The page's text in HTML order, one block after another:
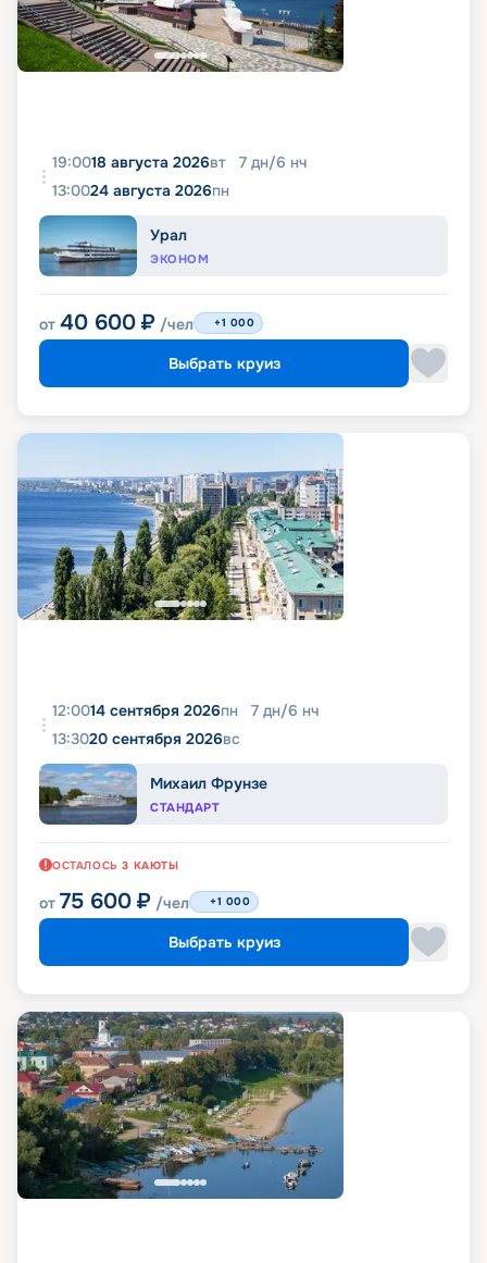
19:0018 августа 2026вт 7 дн/6 нч
13:0024 августа 2026пн
Урал
ЭКОНОМ
от 40 600 ₽ /чел +1 000
Выбрать круиз
12:0014 сентября 2026пн 7 дн/6 нч
13:3020 сентября 2026вс
Михаил Фрунзе
СТАНДАРТ
ОСТАЛОСЬ 3 КАЮТЫ
от 75 600 ₽ /чел +1 000
Выбрать круиз